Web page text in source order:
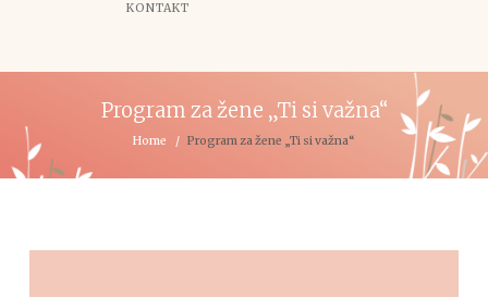
KONTAKT
Program za žene „Ti si važna“
Home Program za žene „Ti si važna“